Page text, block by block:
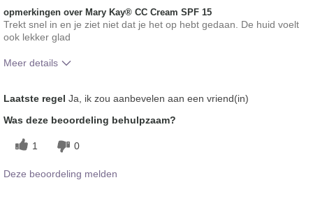
opmerkingen over Mary Kay® CC Cream SPF 15
Trekt snel in en je ziet niet dat je het op hebt gedaan. De huid voelt
ook lekker glad
Meer details
met andere door je gebruikte merken
decoratieve make-up?
Laatste regel Ja, ik zou aanbevelen aan een vriend(in)
Was deze beoordeling behulpzaam?
1 0
Deze beoordeling melden